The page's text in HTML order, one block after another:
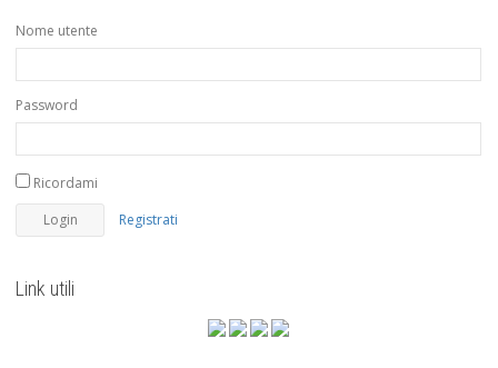
Nome utente
Password
Ricordami
Registrati
Link utili